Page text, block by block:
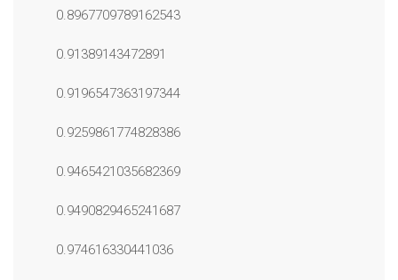
0.8967709789162543
0.91389143472891
0.9196547363197344
0.9259861774828386
0.9465421035682369
0.9490829465241687
0.974616330441036